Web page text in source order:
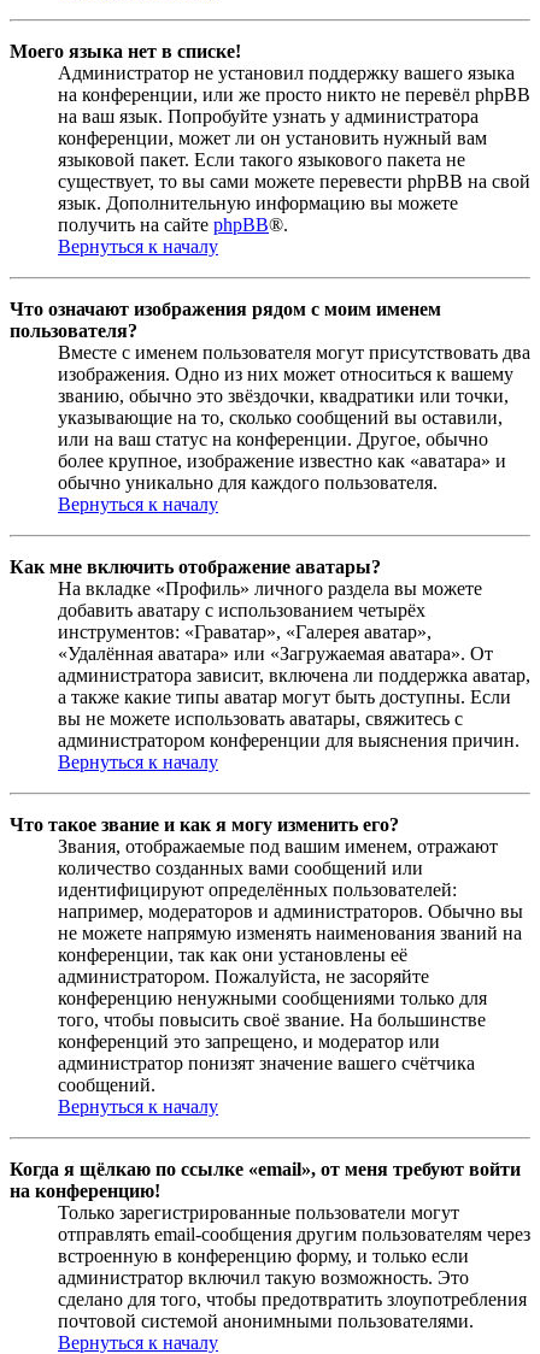
Моего языка нет в списке!
Администратор не установил поддержку вашего языка
на конференции, или же просто никто не перевёл phpBB
на ваш язык. Попробуйте узнать у администратора
конференции, может ли он установить нужный вам
языковой пакет. Если такого языкового пакета не
существует, то вы сами можете перевести phpBB на свой
язык. Дополнительную информацию вы можете
получить на сайте phpBB®.
Вернуться к началу
Что означают изображения рядом с моим именем
пользователя?
Вместе с именем пользователя могут присутствовать два
изображения. Одно из них может относиться к вашему
званию, обычно это звёздочки, квадратики или точки,
указывающие на то, сколько сообщений вы оставили,
или на ваш статус на конференции. Другое, обычно
более крупное, изображение известно как «аватара» и
обычно уникально для каждого пользователя.
Вернуться к началу
Как мне включить отображение аватары?
На вкладке «Профиль» личного раздела вы можете
добавить аватару с использованием четырёх
инструментов: «Граватар», «Галерея аватар»,
«Удалённая аватара» или «Загружаемая аватара». От
администратора зависит, включена ли поддержка аватар,
а также какие типы аватар могут быть доступны. Если
вы не можете использовать аватары, свяжитесь с
администратором конференции для выяснения причин.
Вернуться к началу
Что такое звание и как я могу изменить его?
Звания, отображаемые под вашим именем, отражают
количество созданных вами сообщений или
идентифицируют определённых пользователей:
например, модераторов и администраторов. Обычно вы
не можете напрямую изменять наименования званий на
конференции, так как они установлены её
администратором. Пожалуйста, не засоряйте
конференцию ненужными сообщениями только для
того, чтобы повысить своё звание. На большинстве
конференций это запрещено, и модератор или
администратор понизят значение вашего счётчика
сообщений.
Вернуться к началу
Когда я щёлкаю по ссылке «email», от меня требуют войти
на конференцию!
Только зарегистрированные пользователи могут
отправлять email-сообщения другим пользователям через
встроенную в конференцию форму, и только если
администратор включил такую возможность. Это
сделано для того, чтобы предотвратить злоупотребления
почтовой системой анонимными пользователями.
Вернуться к началу